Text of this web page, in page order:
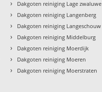
› Dakgoten reiniging Lage zwaluwe
› Dakgoten reiniging Langenberg
› Dakgoten reiniging Langeschouw
› Dakgoten reiniging Middelburg
› Dakgoten reiniging Moerdijk
› Dakgoten reiniging Moeren
› Dakgoten reiniging Moerstraten